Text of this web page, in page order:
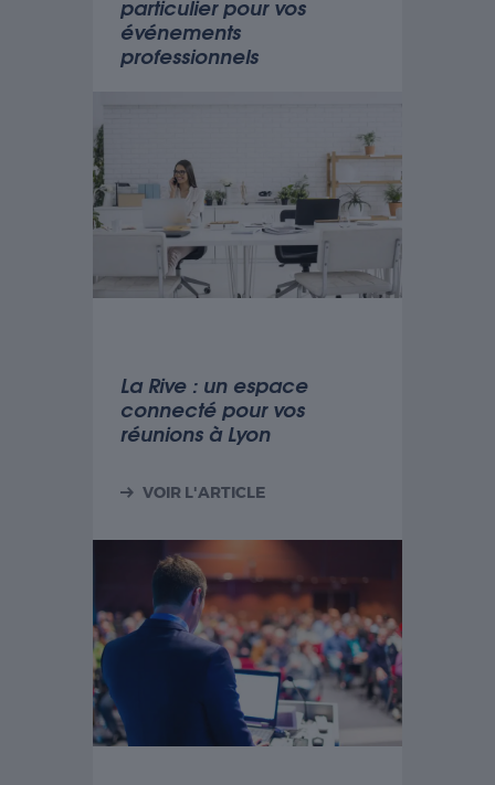
particulier pour vos
événements
professionnels
La Rive : un espace
connecté pour vos
réunions à Lyon
VOIR L'ARTICLE
Nécessaire
nécessaires sont
cruciaux pour les
fonctions de
base du site Web
et celui-ci ne
fonctionnera pas
comme prévu
sans eux. Ces
cookies ne